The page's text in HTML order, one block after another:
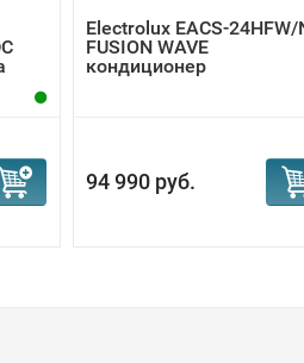
Electrolux EACS-24HFW/
FUSION WAVE
кондиционер
94 990 руб.